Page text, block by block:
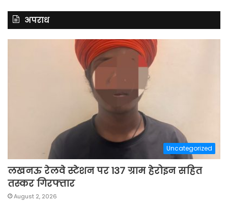
अपराध
Uncategorized
लखनऊ रेलवे स्टेशन पर 137 ग्राम हेरोइन सहित
तस्कर गिरफ्तार
August 2, 2026